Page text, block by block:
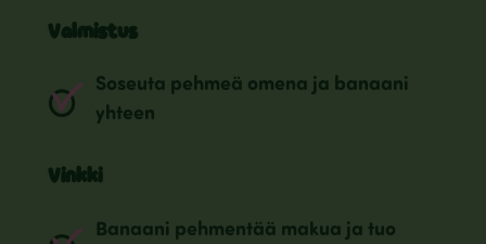
Valmistus
Soseuta pehmeä omena ja banaani
yhteen
Vinkki
Banaani pehmentää makua ja tuo